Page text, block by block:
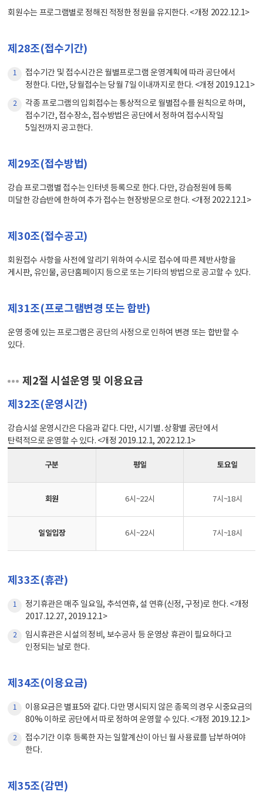
회원수는 프로그램별로 정해진 적정한 정원을 유지한다. <개정 2022.12.1>
제28조(접수기간)
1
접수기간 및 접수시간은 월별프로그램 운영계획에 따라 공단에서
정한다. 다만, 당월접수는 당월 7일 이내까지로 한다. <개정 2019.12.1>
2
각종 프로그램의 입회접수는 통상적으로 월별접수를 원칙으로 하며,
접수기간, 접수장소, 접수방법은 공단에서 정하여 접수시작일
5일전까지 공고한다.
제29조(접수방법)
강습 프로그램별 접수는 인터넷 등록으로 한다. 다만, 강습정원에 등록
미달한 강습반에 한하여 추가 접수는 현장방문으로 한다. <개정 2022.12.1>
제30조(접수공고)
회원접수 사항을 사전에 알리기 위하여 수시로 접수에 따른 제반사항을
게시판, 유인물, 공단홈페이지 등으로 또는 기타의 방법으로 공고할 수 있다.
제31조(프로그램변경 또는 합반)
운영 중에 있는 프로그램은 공단의 사정으로 인하여 변경 또는 합반할 수
있다.
제2절 시설운영 및 이용요금
제32조(운영시간)
강습시설 운영시간은 다음과 같다. 다만, 시기별․상황별 공단에서
탄력적으로 운영할 수 있다. <개정 2019.12.1, 2022.12.1>
구분 평일 토요일
회원 6시~22시 7시~18시
일일입장 6시~22시 7시~18시
제33조(휴관)
1
정기휴관은 매주 일요일, 추석연휴, 설 연휴(신정, 구정)로 한다. <개정
2017.12.27, 2019.12.1>
2
임시휴관은 시설의 정비, 보수공사 등 운영상 휴관이 필요하다고
인정되는 날로 한다.
제34조(이용요금)
1
이용요금은 별표5와 같다. 다만 명시되지 않은 종목의 경우 시중요금의
80% 이하로 공단에서 따로 정하여 운영할 수 있다. <개정 2019.12.1>
2
접수기간 이후 등록한 자는 일할계산이 아닌 월 사용료를 납부하여야
한다.
제35조(감면)